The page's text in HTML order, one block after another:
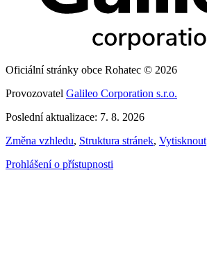
Oficiální stránky obce Rohatec © 2026
Provozovatel Galileo Corporation s.r.o.
Poslední aktualizace: 7. 8. 2026
Změna vzhledu, Struktura stránek, Vytisknout
Prohlášení o přístupnosti